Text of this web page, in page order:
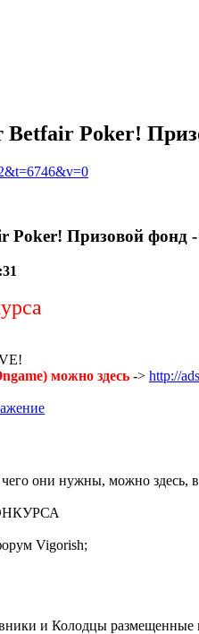
Poker!
Poker! Призовой фонд -
можно здесь -> http://
они нужны, можно здесь,
Vigorish;
и Колодцы размещенные